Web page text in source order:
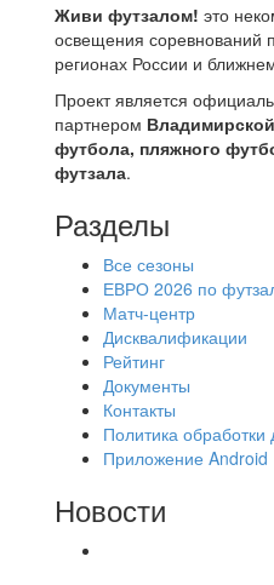
Живи футзалом! это
освещения соревнований
регионах России и
Проект является
партнером
футбола, пляжного
футзала.
Разделы
Все сезоны
ЕВРО 2026 по
Матч-центр
Дисквалификации
Рейтинг
Документы
Контакты
Политика обработки
Приложение Android
Новости